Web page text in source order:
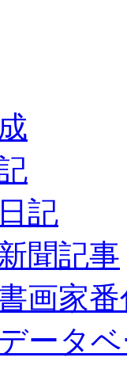
記
聞記事
画家
ータ